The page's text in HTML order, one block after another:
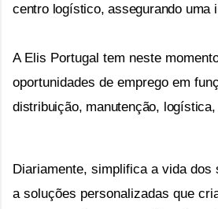
centro logístico, assegurando uma
A Elis Portugal tem neste
oportunidades de emprego em f
distribuição, manutenção,
Diariamente, simplifica a vida dos
a soluções personalizadas que